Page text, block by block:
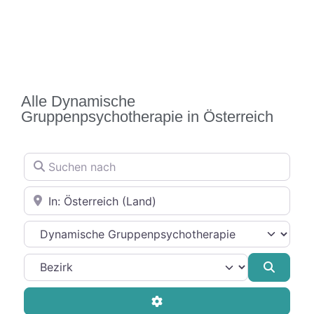
Alle Dynamische
Gruppenpsychotherapie in Österreich
Suchen nach
In der Nähe
Therapierichtung
Advanced Filters